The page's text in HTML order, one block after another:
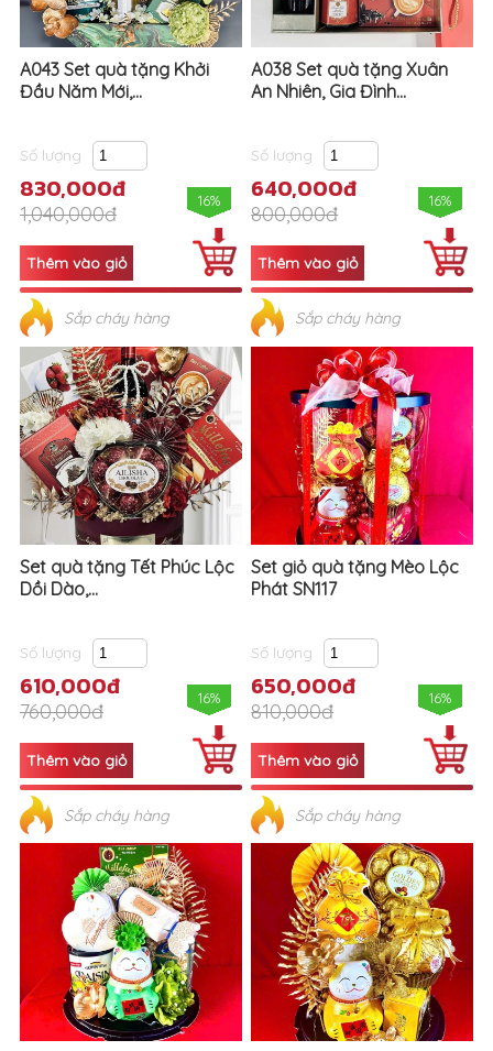
A043 Set quà tặng Khởi
Đầu Năm Mới,...
Số lượng
830,000đ
1,040,000đ
16%
Sắp cháy hàng
A038 Set quà tặng Xuân
An Nhiên, Gia Đình...
Số lượng
640,000đ
800,000đ
16%
Sắp cháy hàng
Set quà tặng Tết Phúc Lộc
Dồi Dào,...
Số lượng
610,000đ
760,000đ
16%
Sắp cháy hàng
Set giỏ quà tặng Mèo Lộc
Phát SN117
Số lượng
650,000đ
810,000đ
16%
Sắp cháy hàng